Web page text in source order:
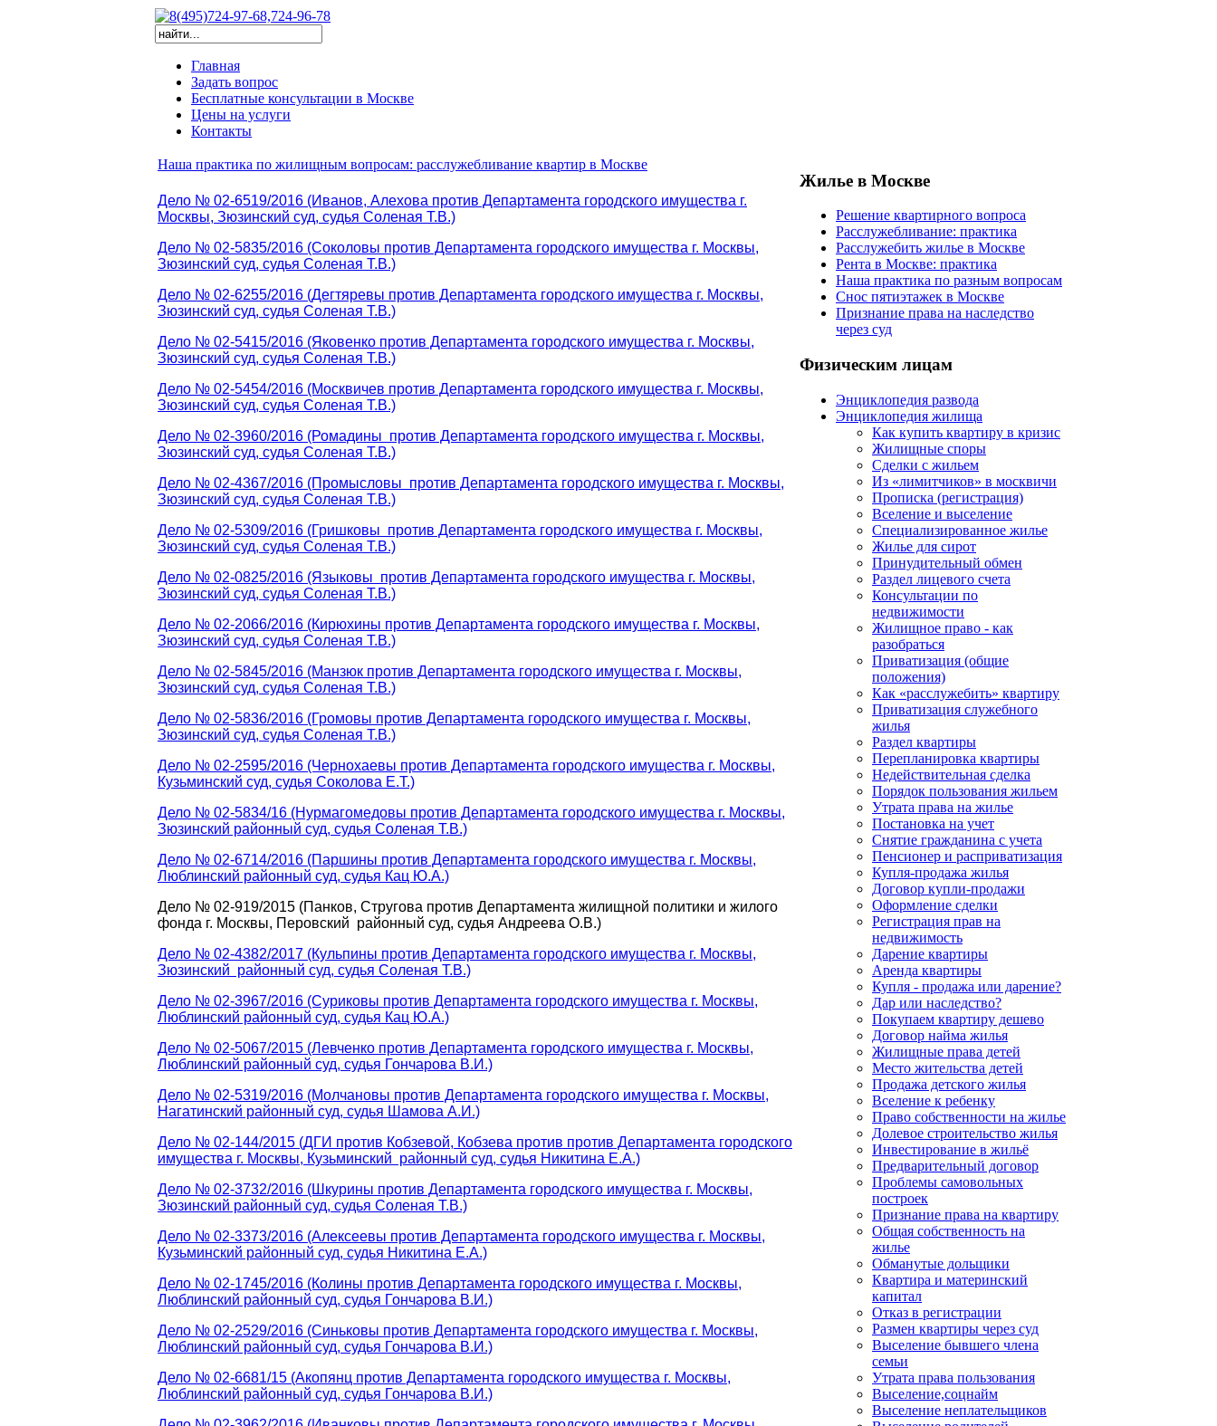
Главная
Задать вопрос
Бесплатные консультации в Москве
Цены на услуги
Контакты
Наша практика по жилищным вопросам: расслужебливание квартир в Москве
Дело № 02-6519/2016 (Иванов, Алехова против Департамента городского имущества г.
Москвы, Зюзинский суд, судья Соленая Т.В.)
Дело № 02-5835/2016 (Соколовы против Департамента городского имущества г. Москвы,
Зюзинский суд, судья Соленая Т.В.)
Дело № 02-6255/2016 (Дегтяревы против Департамента городского имущества г. Москвы,
Зюзинский суд, судья Соленая Т.В.)
Дело № 02-5415/2016 (Яковенко против Департамента городского имущества г. Москвы,
Зюзинский суд, судья Соленая Т.В.)
Дело № 02-5454/2016 (Москвичев против Департамента городского имущества г. Москвы,
Зюзинский суд, судья Соленая Т.В.)
Дело № 02-3960/2016 (Ромадины против Департамента городского имущества г. Москвы,
Зюзинский суд, судья Соленая Т.В.)
Дело № 02-4367/2016 (Промысловы против Департамента городского имущества г. Москвы,
Зюзинский суд, судья Соленая Т.В.)
Дело № 02-5309/2016 (Гришковы против Департамента городского имущества г. Москвы,
Зюзинский суд, судья Соленая Т.В.)
Дело № 02-0825/2016 (Языковы против Департамента городского имущества г. Москвы,
Зюзинский суд, судья Соленая Т.В.)
Дело № 02-2066/2016 (Кирюхины против Департамента городского имущества г. Москвы,
Зюзинский суд, судья Соленая Т.В.)
Дело № 02-5845/2016 (Манзюк против Департамента городского имущества г. Москвы,
Зюзинский суд, судья Соленая Т.В.)
Дело № 02-5836/2016 (Громовы против Департамента городского имущества г. Москвы,
Зюзинский суд, судья Соленая Т.В.)
Дело № 02-2595/2016 (Чернохаевы против Департамента городского имущества г. Москвы,
Кузьминский суд, судья Соколова Е.Т.)
Дело № 02-5834/16 (Нурмагомедовы против Департамента городского имущества г. Москвы,
Зюзинский районный суд, судья Соленая Т.В.)
Дело № 02-6714/2016 (Паршины против Департамента городского имущества г. Москвы,
Люблинский районный суд, судья Кац Ю.А.)
Дело № 02-919/2015 (Панков, Стругова против Департамента жилищной политики и жилого
фонда г. Москвы, Перовский районный суд, судья Андреева О.В.)
Дело № 02-4382/2017 (Кульпины против Департамента городского имущества г. Москвы,
Зюзинский районный суд, судья Соленая Т.В.)
Дело № 02-3967/2016 (Суриковы против Департамента городского имущества г. Москвы,
Люблинский районный суд, судья Кац Ю.А.)
Дело № 02-5067/2015 (Левченко против Департамента городского имущества г. Москвы,
Люблинский районный суд, судья Гончарова В.И.)
Дело № 02-5319/2016 (Молчановы против Департамента городского имущества г. Москвы,
Нагатинский районный суд, судья Шамова А.И.)
Дело № 02-144/2015 (ДГИ против Кобзевой, Кобзева против против Департамента городского
имущества г. Москвы, Кузьминский районный суд, судья Никитина Е.А.)
Дело № 02-3732/2016 (Шкурины против Департамента городского имущества г. Москвы,
Зюзинский районный суд, судья Соленая Т.В.)
Дело № 02-3373/2016 (Алексеевы против Департамента городского имущества г. Москвы,
Кузьминский районный суд, судья Никитина Е.А.)
Дело № 02-1745/2016 (Колины против Департамента городского имущества г. Москвы,
Люблинский районный суд, судья Гончарова В.И.)
Дело № 02-2529/2016 (Синьковы против Департамента городского имущества г. Москвы,
Люблинский районный суд, судья Гончарова В.И.)
Дело № 02-6681/15 (Акопянц против Департамента городского имущества г. Москвы,
Люблинский районный суд, судья Гончарова В.И.)
Жилье в Москве
Решение квартирного вопроса
Расслужебливание: практика
Расслужебить жилье в Москве
Рента в Москве: практика
Наша практика по разным вопросам
Снос пятиэтажек в Москве
Признание права на наследство
через суд
Физическим лицам
Энциклопедия развода
Энциклопедия жилища
Как купить квартиру в кризис
Жилищные споры
Сделки с жильем
Из «лимитчиков» в москвичи
Прописка (регистрация)
Вселение и выселение
Специализированное жилье
Жилье для сирот
Принудительный обмен
Раздел лицевого счета
Консультации по
недвижимости
Жилищное право - как
разобраться
Приватизация (общие
положения)
Как «расслужебить» квартиру
Приватизация служебного
жилья
Раздел квартиры
Перепланировка квартиры
Недействительная сделка
Порядок пользования жильем
Утрата права на жилье
Постановка на учет
Снятие гражданина с учета
Пенсионер и расприватизация
Купля-продажа жилья
Договор купли-продажи
Оформление сделки
Регистрация прав на
недвижимость
Дарение квартиры
Аренда квартиры
Купля - продажа или дарение?
Дар или наследство?
Покупаем квартиру дешево
Договор найма жилья
Жилищные права детей
Место жительства детей
Продажа детского жилья
Вселение к ребенку
Право собственности на жилье
Долевое строительство жилья
Инвестирование в жильё
Предварительный договор
Проблемы самовольных
построек
Признание права на квартиру
Общая собственность на
жилье
Обманутые дольщики
Квартира и материнский
капитал
Отказ в регистрации
Размен квартиры через суд
Выселение бывшего члена
семьи
Утрата права пользования
Выселение,соцнайм
Выселение неплательщиков